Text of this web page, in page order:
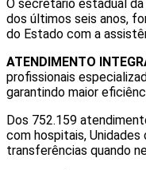
O secretário estadual
dos últimos seis anos,
do Estado com a
ATENDIMENTO
profissionais
garantindo maior
Dos 752.159
com hospitais,
transferências quando